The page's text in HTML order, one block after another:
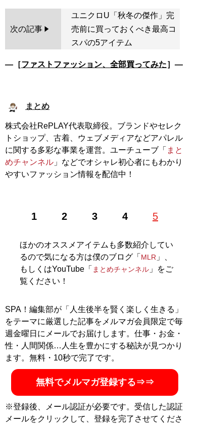
次の記事
ユニクロU「秋冬の傑作」完
売前に買っておくべき最高コ
スパの5アイテム
―［ファストファッション、全部買ってみた］―
まとめ
株式会社RePLAY代表取締役。ブランドやセレク
トショップ、古着、ウェブメディアなどアパレル
に関する多彩な事業を運営。ユーチューブ「 まと
めチャンネル 」などでオシャレ初心者にもわかり
やすいファッション情報を配信中！
1 2 3 4 5
ほかのオススメアイテムも多数紹介してい
るので気になる方は僕のブログ「 MLR 」、
もしくはYouTube「 まとめチャンネル」をご
覧ください！
SPA！編集部が「人生後半を賢く楽しく生きる」
をテーマに厳選した記事をメルマガ会員限定で毎
週金曜日にメールでお届けします。仕事・お金・
性・人間関係…人生を豊かにする秘訣が見つかり
ます。無料・10秒で完了です。
無料でメルマガ登録する⇒⇒
※登録後、メール認証が必要です。受信した認証
メールをクリックして、登録を完了させてくださ